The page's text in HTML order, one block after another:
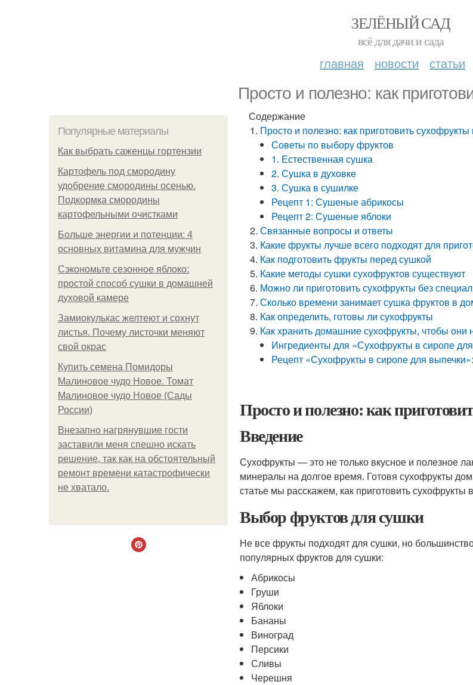
ЗЕЛЁНЫЙ САД
всё для дачи и сада
главная новости статьи
Просто и полезно: как
Популярные материалы
Как выбрать саженцы гортензии
Картофель под смородину
удобрение смородины осенью.
Подкормка смородины
картофельными очистками
Больше энергии и потенции: 4
основных витамина для мужчин
Сэкономьте сезонное яблоко:
простой способ сушки в домашней
духовой камере
Замиокулькас желтеют и сохнут
листья. Почему листочки меняют
свой окрас
Купить семена Помидоры
Малиновое чудо Новое. Томат
Малиновое чудо Новое (Сады
России)
Внезапно нагрянувшие гости
заставили меня спешно искать
решение, так как на обстоятельный
ремонт времени катастрофически
не хватало.
Содержание
Просто и полезно: как приготовить
Советы по выбору фруктов
1. Естественная сушка
2. Сушка в духовке
3. Сушка в сушилке
Рецепт 1: Сушеные абрикосы
Рецепт 2: Сушеные яблоки
Связанные вопросы и ответы
Какие фрукты лучше всего подходят для
Как подготовить фрукты перед сушкой
Какие методы сушки сухофруктов существуют
Можно ли приготовить сухофрукты без
Сколько времени занимает сушка фруктов в
Как определить, готовы ли сухофрукты
Как хранить домашние сухофрукты, чтобы они
Ингредиенты для «Сухофрукты в сиропе
Рецепт «Сухофрукты в сиропе для выпечки»:
Просто и полезно: как
Введение
Сухофрукты — это не только вкусное и полезное
минералы на долгое время. Готовя сухофрукты
статье мы расскажем, как приготовить
Выбор фруктов для сушки
Не все фрукты подходят для сушки, но
популярных фруктов для сушки:
Абрикосы
Груши
Яблоки
Бананы
Виноград
Персики
Сливы
Черешня